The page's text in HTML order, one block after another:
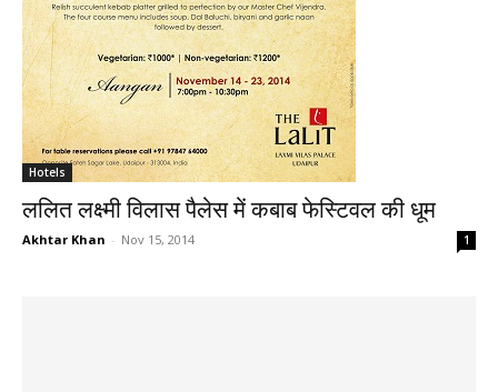
Hotels
ललित लक्ष्मी विलास पैलेस में कबाब फेस्टिवल की धूम
Akhtar Khan - Nov 15, 2014 1